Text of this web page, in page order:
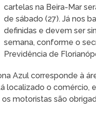
cartelas na Beira-Mar
de sábado (27). Já nos
definidas e devem ser
semana, conforme o
Previdência de
Azul corresponde à
localizado o comércio,
motoristas são